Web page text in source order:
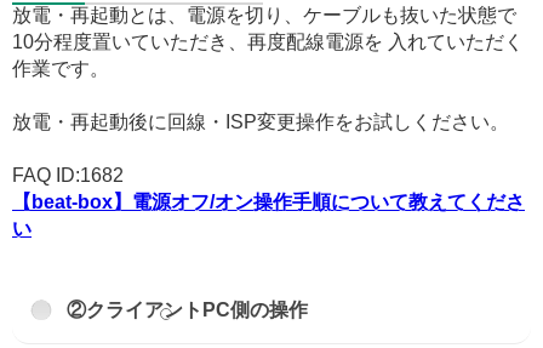
放電・再起動とは、電源を切り、ケーブルも抜いた状態で
10分程度置いていただき、再度配線電源を 入れていただく
作業です。
放電・再起動後に回線・ISP変更操作をお試しください。
FAQ ID:1682
【beat-box】電源オフ/オン操作手順について教えてくださ
い
②クライアントPC側の操作